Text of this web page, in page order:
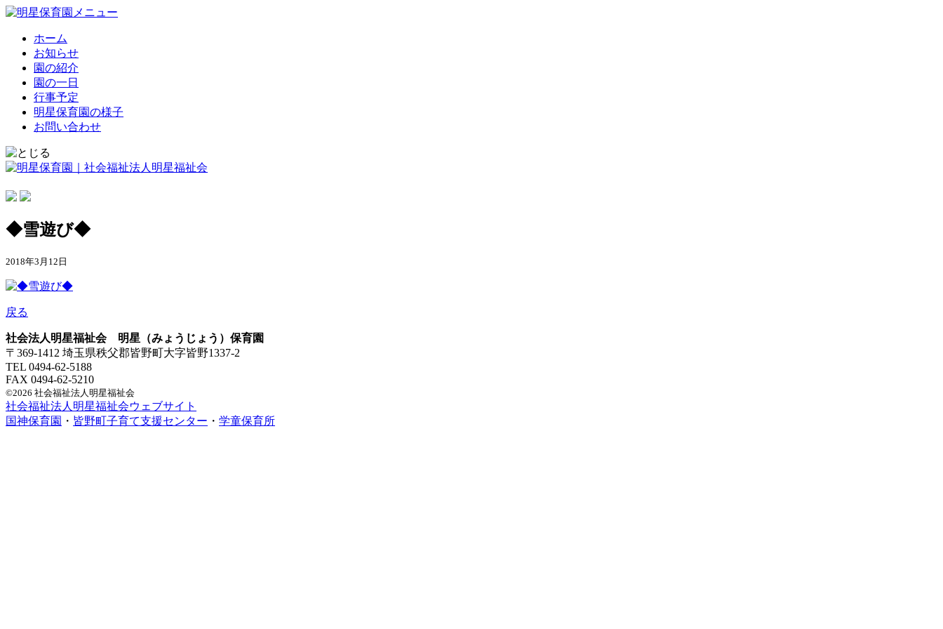
ホーム
お知らせ
園の紹介
園の一日
行事予定
明星保育園の様子
お問い合わせ
◆雪遊び◆
2018年3月12日
戻る
社会法人明星福祉会 明星（みょうじょう）保育園
〒369-1412 埼玉県秩父郡皆野町大字皆野1337-2
TEL 0494-62-5188
FAX 0494-62-5210
©2026 社会福祉法人明星福祉会
社会福祉法人明星福祉会ウェブサイト
国神保育園 ・ 皆野町子育て支援センター ・ 学童保育所